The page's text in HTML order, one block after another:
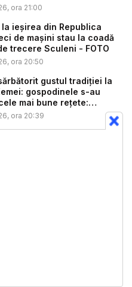
ora 21:00
ieșirea din Republica
de mașini stau la coadă
trecere Sculeni - FOTO
ora 20:50
gustul tradiției la
gospodinele s-au
mai bune rețete:
ora 20:39